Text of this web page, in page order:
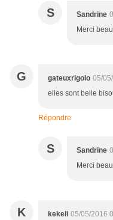
S Sandrine
Merci
G gateuxrigolo 05/
elles sont belle
Répondre
S Sandrine
Merci
K kekeli 05/05/2016